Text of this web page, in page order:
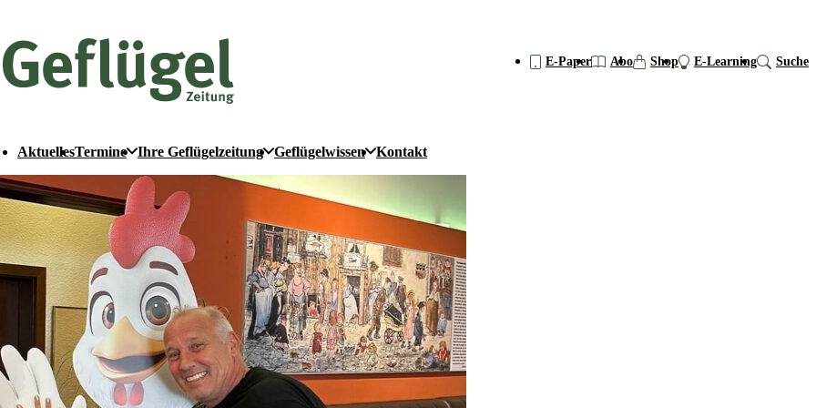
AktuellesTermine Ihre Geflügelzeitung Geflügelwissen Kontakt
E-Paper Abo Shop E-Learning Suche